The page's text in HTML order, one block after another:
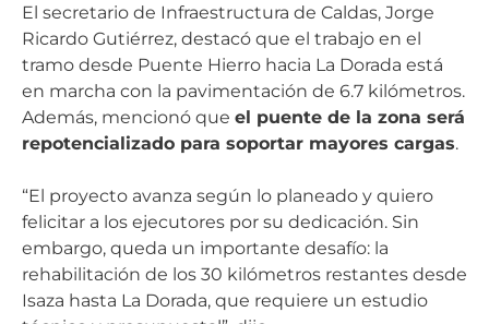
El secretario de Infraestructura de Caldas, Jorge
Ricardo Gutiérrez, destacó que el trabajo en el
tramo desde Puente Hierro hacia La Dorada está
en marcha con la pavimentación de 6.7 kilómetros.
Además, mencionó que el puente de la zona será
repotencializado para soportar mayores cargas.
“El proyecto avanza según lo planeado y quiero
felicitar a los ejecutores por su dedicación. Sin
embargo, queda un importante desafío: la
rehabilitación de los 30 kilómetros restantes desde
Isaza hasta La Dorada, que requiere un estudio